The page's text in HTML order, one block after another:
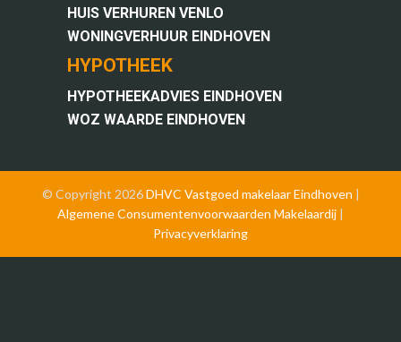
HUIS VERHUREN VENLO
WONINGVERHUUR EINDHOVEN
HYPOTHEEK
HYPOTHEEKADVIES EINDHOVEN
WOZ WAARDE EINDHOVEN
© Copyright 2026DHVC Vastgoed makelaar Eindhoven |
Algemene Consumentenvoorwaarden Makelaardij |
Privacyverklaring